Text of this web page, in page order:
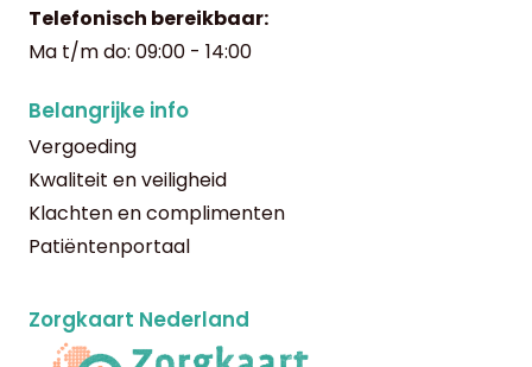
Telefonisch bereikbaar:
Ma t/m do: 09:00 - 14:00
Belangrijke info
Vergoeding
Kwaliteit en veiligheid
Klachten en complimenten
Patiëntenportaal
Zorgkaart Nederland